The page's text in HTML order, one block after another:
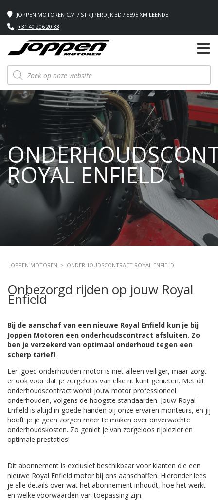
JOPPEN MOTOREN C.V. / STRIJPERDIJK 3D / 5595 XM LEENDE
+31 40 206 20 33
Producten
zoeken
ROYAL ENFIELD
JOPPEN MOTOREN > ONDERHOUDSCONTRACT ROYAL ENFIELD
Onbezorgd rijden op jouw Royal
Enfield
Bij de aanschaf van een nieuwe Royal Enfield kun je bij
Joppen Motoren een onderhoudscontract afsluiten. Zo
ben je verzekerd van optimaal onderhoud tegen een
scherp tarief!
Een goed onderhouden motor is niet alleen veiliger, maar zorgt
er ook voor dat je zorgeloos van elke rit kunt genieten. Met dit
onderhoudscontract wordt jouw motor professioneel
onderhouden, volgens de hoogste standaarden. Jouw Royal
Enfield is altijd in goede handen bij onze ervaren monteurs, en jij
hoeft je je geen zorgen meer te maken over onverwachte
onderhoudskosten. Zo geniet je van zorgeloos rijplezier en
optimale prestaties!
Dit abonnement is exclusief beschikbaar voor klanten die een
nieuwe Royal Enfield motor bij ons aanschaffen. Hieronder lees
je alle details over wat het abonnement inhoudt, hoe het werkt
en welke voorwaarden van toepassing zijn.